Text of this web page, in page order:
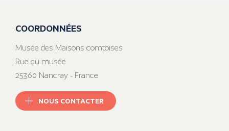
COORDONNÉES
Musée des Maisons comtoises
Rue du musée
25360 Nancray - France
NOUS CONTACTER